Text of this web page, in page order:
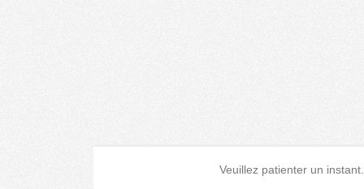
Veuillez patienter un